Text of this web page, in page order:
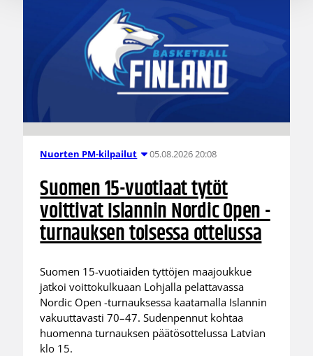
Nuorten PM-kilpailut 05.08.2026 20:08
Suomen 15-vuotiaat tytöt
voittivat Islannin Nordic Open -
turnauksen toisessa ottelussa
Suomen 15-vuotiaiden tyttöjen maajoukkue
jatkoi voittokulkuaan Lohjalla pelattavassa
Nordic Open -turnauksessa kaatamalla Islannin
vakuuttavasti 70–47. Sudenpennut kohtaa
huomenna turnauksen päätösottelussa Latvian
klo 15.